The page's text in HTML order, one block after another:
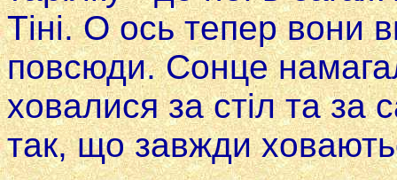
Тіні. О ось тепер вони
повсюди. Сонце
ховалися за стіл та за
так, що завжди